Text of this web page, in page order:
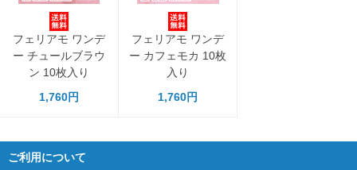
フェリアモ ワンデ
ー チュールブラウ
ン 10枚入り
1,760円
フェリアモ ワンデ
ー カフェモカ 10枚
入り
1,760円
ご利用について